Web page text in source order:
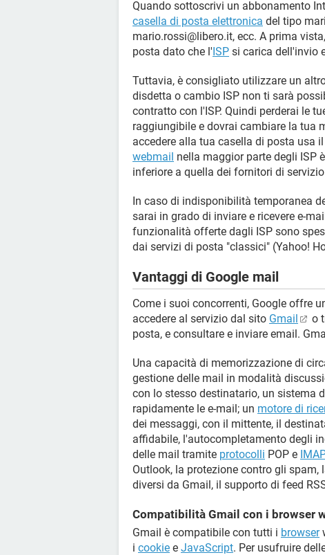
Quando sottoscrivi un abbonamento
casella di posta elettronica del tipo
mario.rossi@libero.it, ecc. A prima
posta dato che l'ISP si carica dell'invio
Tuttavia, è consigliato utilizzare un
disdetta o cambio ISP non ti sarà
contratto con l'ISP. Quindi perderai le
raggiungibile e dovrai cambiare la tua
accedere alla tua casella di posta usa
webmail nella maggior parte degli ISP
inferiore a quella dei fornitori di
In caso di indisponibilità temporanea
sarai in grado di inviare e ricevere e-
funzionalità offerte dagli ISP sono
dai servizi di posta "classici" (Yahoo!
Vantaggi di Google mail
Come i suoi concorrenti, Google offre
accedere al servizio dal sito Gmail
o
posta, e consultare e inviare email.
Una capacità di memorizzazione di
gestione delle mail in modalità
con lo stesso destinatario, un sistema
rapidamente le e-mail; un motore di
dei messaggi, con il mittente, il
affidabile, l'autocompletamento degli
delle mail tramite protocolli POP e
Outlook, la protezione contro gli
diversi da Gmail, il supporto di feed
Compatibilità Gmail con i browser
Gmail è compatibile con tutti i browser
i cookie e JavaScript. Per usufruire